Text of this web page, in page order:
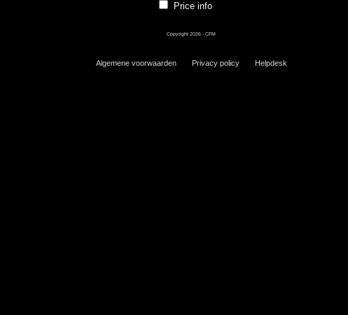
Price info
Copyright 2026 - CFM
Algemene voorwaarden Privacy policy Helpdesk